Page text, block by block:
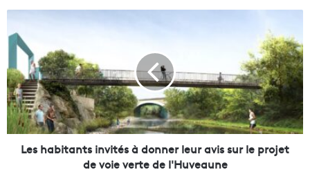
e
a
b
i
t
a
Les habitants invités à donner leur avis sur le projet
de voie verte de l'Huveaune